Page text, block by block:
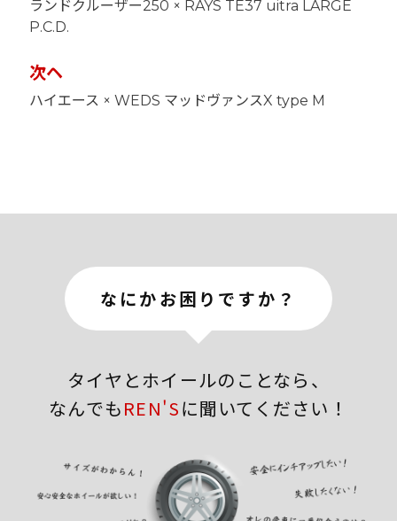
ナ
ビ
ー
シ
ョ
ランドクルーザー250 × RAYS TE37 uitra LARGE
P.C.D.
次ヘ
ハイエース × WEDS マッドヴァンスX type M
なにかお困りですか？
タイヤとホイールのことなら、
なんでもREN'Sに聞いてください！